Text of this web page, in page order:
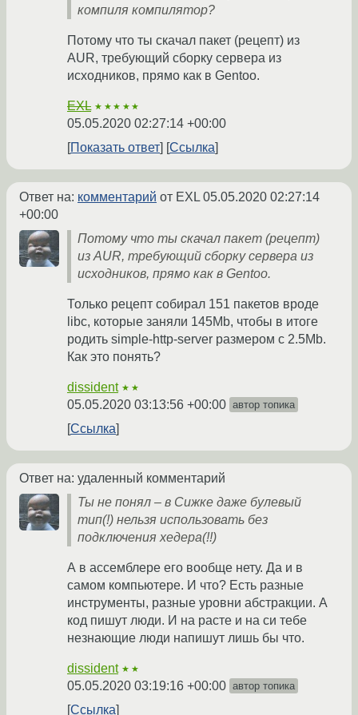
компиля компилятор?
Потому что ты скачал пакет (рецепт) из
AUR, требующий сборку сервера из
исходников, прямо как в Gentoo.
EXL ★★★★★
05.05.2020 02:27:14 +00:00
Показать ответ
Ссылка
Ответ на: комментарий от EXL 05.05.2020 02:27:14
+00:00
Потому что ты скачал пакет (рецепт)
из AUR, требующий сборку сервера из
исходников, прямо как в Gentoo.
Только рецепт собирал 151 пакетов вроде
libc, которые заняли 145Mb, чтобы в итоге
родить simple-http-server размером с 2.5Mb.
Как это понять?
dissident ★★
05.05.2020 03:13:56 +00:00 автор топика
Ссылка
Ответ на: удаленный комментарий
Ты не понял – в Сижке даже булевый
тип(!) нельзя использовать без
подключения хедера(!!)
А в ассемблере его вообще нету. Да и в
самом компьютере. И что? Есть разные
инструменты, разные уровни абстракции. А
код пишут люди. И на расте и на си тебе
незнающие люди напишут лишь бы что.
dissident ★★
05.05.2020 03:19:16 +00:00 автор топика
Ссылка